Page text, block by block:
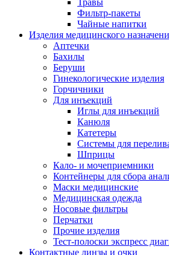
Травы
Фильтр-пакеты
Чайные напитки
Изделия медицинского
Аптечки
Бахилы
Беруши
Гинекологические изделия
Горчичники
Для инъекций
Иглы для инъекций
Канюля
Катетеры
Системы для
Шприцы
Кало- и мочеприемники
Контейнеры для сбора
Маски медицинские
Медицинская одежда
Носовые фильтры
Перчатки
Прочие изделия
Тест-полоски экспресс
Контактные линзы и очки